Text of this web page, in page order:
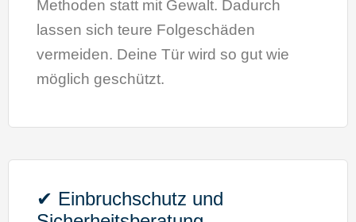
Methoden statt mit Gewalt. Dadurch
lassen sich teure Folgeschäden
vermeiden. Deine Tür wird so gut wie
möglich geschützt.
✔ Einbruchschutz und